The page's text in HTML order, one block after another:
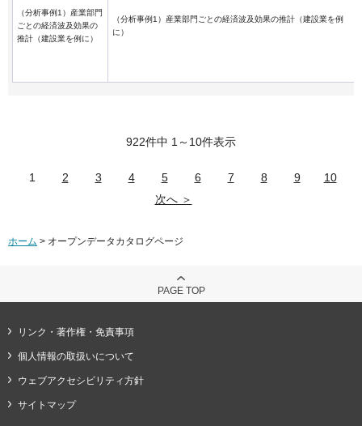
（分析事例1）産業部門
ごとの経済波及効果の
推計（建設業を例に）
（分析事例1）産業部門ごとの経済波及効果の推計（建設業を例
に）
922件中 1～10件表示
1 2 3 4 5 6 7 8 9
10
次へ ＞
ホーム > オープンデータカタログページ
PAGE TOP
リンク・著作権・免責事項
個人情報の取扱いについて
ウェブアクセシビリティ方針
サイトマップ